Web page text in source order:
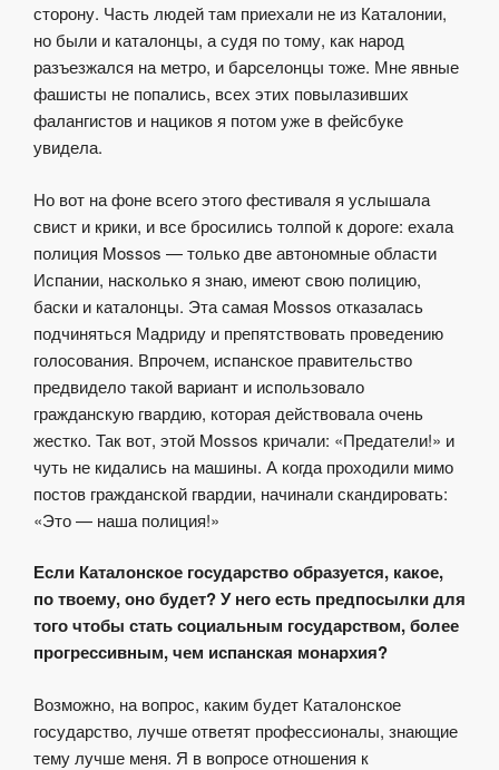
сторону. Часть людей там приехали не из Каталонии,
но были и каталонцы, а судя по тому, как народ
разъезжался на метро, и барселонцы тоже. Мне явные
фашисты не попались, всех этих повылазивших
фалангистов и нациков я потом уже в фейсбуке
увидела.
Но вот на фоне всего этого фестиваля я услышала
свист и крики, и все бросились толпой к дороге: ехала
полиция Mossos — только две автономные области
Испании, насколько я знаю, имеют свою полицию,
баски и каталонцы. Эта самая Mossos отказалась
подчиняться Мадриду и препятствовать проведению
голосования. Впрочем, испанское правительство
предвидело такой вариант и использовало
гражданскую гвардию, которая действовала очень
жестко. Так вот, этой Mossos кричали: «Предатели!» и
чуть не кидались на машины. А когда проходили мимо
постов гражданской гвардии, начинали скандировать:
«Это — наша полиция!»
Если Каталонское государство образуется, какое,
по твоему, оно будет? У него есть предпосылки для
того чтобы стать социальным государством, более
прогрессивным, чем испанская монархия?
Возможно, на вопрос, каким будет Каталонское
государство, лучше ответят профессионалы, знающие
тему лучше меня. Я в вопросе отношения к